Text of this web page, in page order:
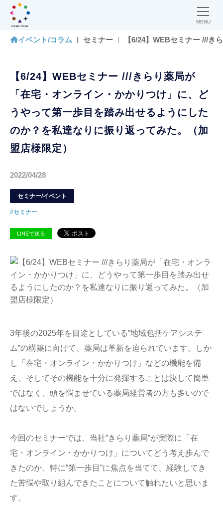
MENU
イベント/コラム セミナー 【6/24】WEBセミナー ///
【6/24】WEBセミナー ///きらり薬局が
「在宅・オンライン・かかりつけ」に、ど
うやって第一歩目を踏み出せるようにした
のか？を私達なりに振り返ってみた。（加
盟店様限定）
2022/04/28
セミナー/イベント
#セミナー
LINEで送る
3年後の2025年を目途としている”地域包括ケアシステ
ム”の構築に向けて、薬局は革新を迫られています。しか
し「在宅・オンライン・かかりつけ」などの機能を備
え、そしてその機能を十分に発揮することは決して簡単
ではなく、頭を悩ませている薬局経営者の方も多いので
はないでしょうか。
今回のセミナーでは、当社”きらり薬局”が実際に「在
宅・オンライン・かかりつけ」についてどう考え歩んで
きたのか、特に”第一歩目”に焦点を当てて、経験してき
た苦悩や取り組んできたことについて触れたいと思いま
す。